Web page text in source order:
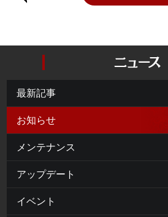
最新記事
お知らせ
メンテナンス
アップデート
イベント